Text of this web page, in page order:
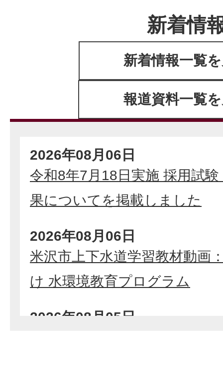
新着情
新着情報一覧
報道資料一覧
2026年08月06日
令和8年7月18日実施 採用試
果についてを掲載しました
2026年08月06日
米沢市上下水道学習教材動画
け 水環境教育プログラム
2026年08月05日